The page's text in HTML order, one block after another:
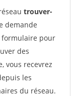
trouver-
demande
formulaire pour
des
vous recevrez
les
du réseau.